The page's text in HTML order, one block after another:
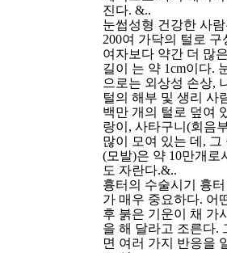
진다. &..
눈썹성형 건강한 사
200여 가닥의 털로
여자보다 약간 더 많
길이 는 약 1cm이다.
으로는 외상성 손상,
털의 해부 및 생리 사
백만 개의 털로 덮여
랑이, 사타구니(회음
많이 모여 있는 데,
(모발)은 약 10만개로
도 자란다.&..
흉터의 수술시기
흉
가 매우 중요하다. 어
후 붉은 기운이 채 가
을 해 달라고 조른다.
면 여러 가지 반응을